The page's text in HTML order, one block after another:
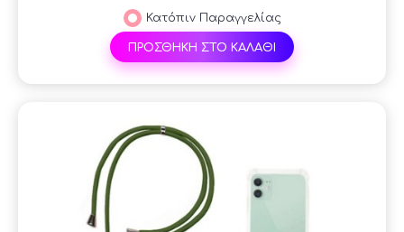
Κατόπιν Παραγγελίας
ΠΡΟΣΘΗΚΗ ΣΤΟ ΚΑΛΑΘΙ